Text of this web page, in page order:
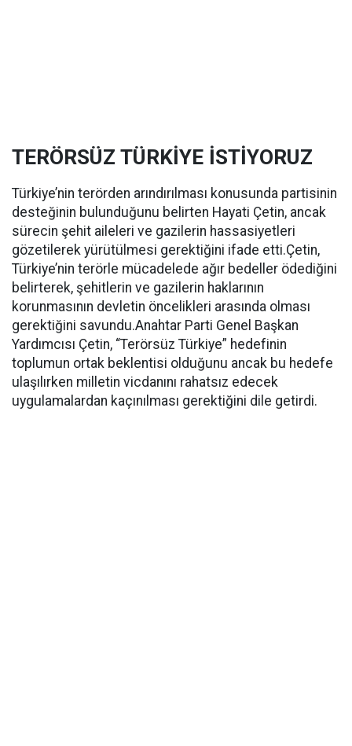
TERÖRSÜZ TÜRKİYE İSTİYORUZ
Türkiye’nin terörden arındırılması konusunda partisinin
desteğinin bulunduğunu belirten Hayati Çetin, ancak
sürecin şehit aileleri ve gazilerin hassasiyetleri
gözetilerek yürütülmesi gerektiğini ifade etti.Çetin,
Türkiye’nin terörle mücadelede ağır bedeller ödediğini
belirterek, şehitlerin ve gazilerin haklarının
korunmasının devletin öncelikleri arasında olması
gerektiğini savundu.Anahtar Parti Genel Başkan
Yardımcısı Çetin, “Terörsüz Türkiye” hedefinin
toplumun ortak beklentisi olduğunu ancak bu hedefe
ulaşılırken milletin vicdanını rahatsız edecek
uygulamalardan kaçınılması gerektiğini dile getirdi.